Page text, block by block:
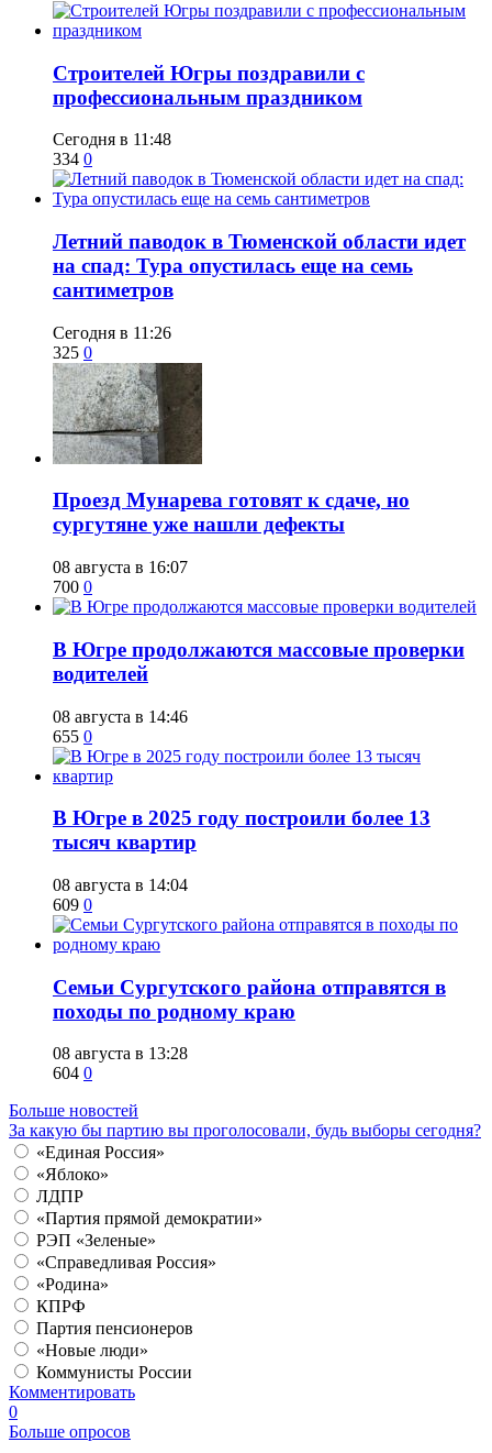
​Строителей Югры поздравили с
профессиональным праздником
Сегодня в 11:48
334 0
​Летний паводок в Тюменской области идет
на спад: Тура опустилась еще на семь
сантиметров
Сегодня в 11:26
325 0
​Проезд Мунарева готовят к сдаче, но
сургутяне уже нашли дефекты
08 августа в 16:07
700 0
​В Югре продолжаются массовые проверки
водителей
08 августа в 14:46
655 0
​В Югре в 2025 году построили более 13
тысяч квартир
08 августа в 14:04
609 0
​Семьи Сургутского района отправятся в
походы по родному краю
08 августа в 13:28
604 0
Больше новостей
За какую бы партию вы проголосовали, будь выборы сегодня?
«Единая Россия»
«Яблоко»
ЛДПР
«Партия прямой демократии»
РЭП «Зеленые»
«Справедливая Россия»
«Родина»
КПРФ
Партия пенсионеров
«Новые люди»
Коммунисты России
Комментировать
0
Больше опросов